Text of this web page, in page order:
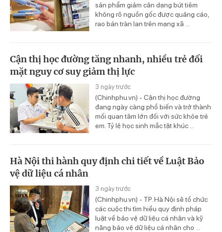
sản phẩm giảm cân dạng bút tiêm
không rõ nguồn gốc được quảng cáo,
rao bán tràn lan trên mạng xã ...
Cận thị học đường tăng nhanh, nhiều trẻ đối
mặt nguy cơ suy giảm thị lực
3 ngày trước
(Chinhphu.vn) - Cận thị học đường
đang ngày càng phổ biến và trở thành
mối quan tâm lớn đối với sức khỏe trẻ
em. Tỷ lệ học sinh mắc tật khúc ...
Hà Nội thi hành quy định chi tiết về Luật Bảo
vệ dữ liệu cá nhân
3 ngày trước
(Chinhphu.vn) - TP. Hà Nội sẽ tổ chức
các cuộc thi tìm hiểu quy định pháp
luật về bảo vệ dữ liệu cá nhân và kỹ
năng bảo vệ dữ liệu cá nhân cho ...